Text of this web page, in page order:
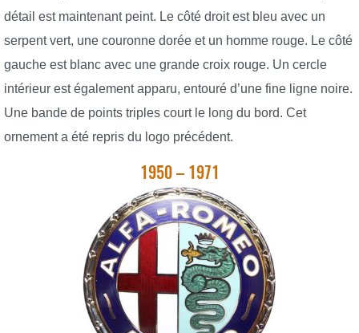
détail est maintenant peint. Le côté droit est bleu avec un
serpent vert, une couronne dorée et un homme rouge. Le côté
gauche est blanc avec une grande croix rouge. Un cercle
intérieur est également apparu, entouré d’une fine ligne noire.
Une bande de points triples court le long du bord. Cet
ornement a été repris du logo précédent.
1950 – 1971